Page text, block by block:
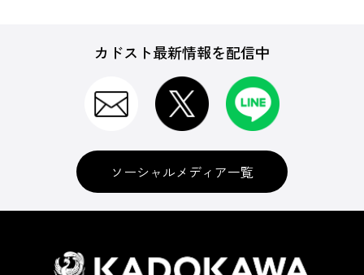
カドスト最新情報を配信中
ソーシャルメディア一覧